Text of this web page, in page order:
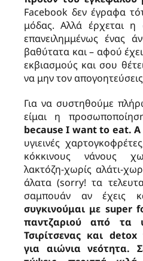
Facebook δεν έγραφα
μόδας. Αλλά έρχεται
επανειλημμένως ένας
βαθύτατα και – αφού
εκβιασμούς και σου
να μην τον
Για να συστηθούμε
είμαι η
becauseI wantto eat.A
υγιεινές
κόκκινους νάνους
λακτόζη-χωρίς αλάτι-
άλατα (sorry! τα
σαμπουάν αν έχεις
συγκινούμαι με super
παντζαριού από τα
Τσιρίτσενας και
για αιώνια νεότητα.